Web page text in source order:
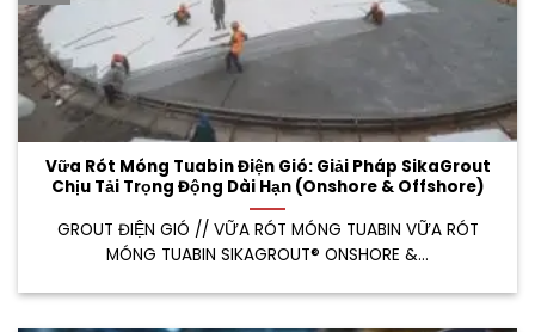
Vữa Rót Móng Tuabin Điện Gió: Giải Pháp SikaGrout
Chịu Tải Trọng Động Dài Hạn (Onshore & Offshore)
GROUT ĐIỆN GIÓ // VỮA RÓT MÓNG TUABIN VỮA RÓT
MÓNG TUABIN SIKAGROUT® ONSHORE &...